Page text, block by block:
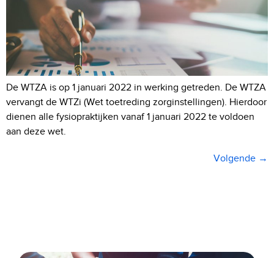
De WTZA is op 1 januari 2022 in werking getreden. De WTZA
vervangt de WTZi (Wet toetreding zorginstellingen). Hierdoor
dienen alle fysiopraktijken vanaf 1 januari 2022 te voldoen
aan deze wet.
Volgende →